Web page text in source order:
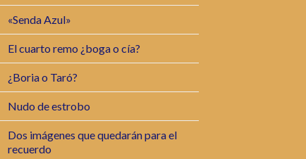
«Senda Azul»
El cuarto remo ¿boga o cía?
¿Boria o Taró?
Nudo de estrobo
Dos imágenes que quedarán para el
recuerdo